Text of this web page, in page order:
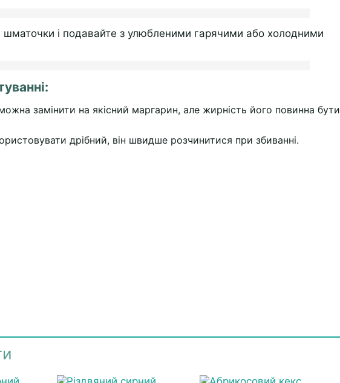
шматочки і подавайте з улюбленими гарячими або холодними
замінити на якісний маргарин, але жирність його повинна бути
дрібний, він швидше розчинитися при збиванні.